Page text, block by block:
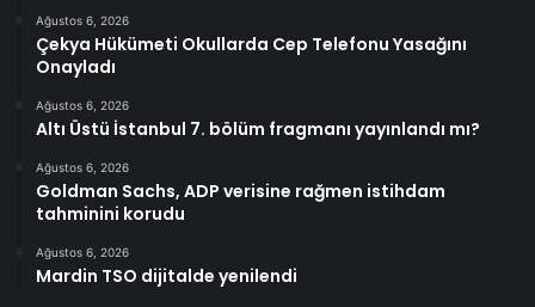
Ağustos 6, 2026
Çekya Hükümeti Okullarda Cep Telefonu Yasağını
Onayladı
Ağustos 6, 2026
Altı Üstü İstanbul 7. bölüm fragmanı yayınlandı mı?
Ağustos 6, 2026
Goldman Sachs, ADP verisine rağmen istihdam
tahminini korudu
Ağustos 6, 2026
Mardin TSO dijitalde yenilendi